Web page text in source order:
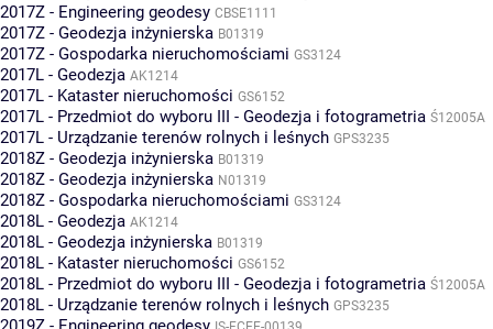
2017Z - Engineering geodesy CBSE1111
2017Z - Geodezja inżynierska B01319
2017Z - Gospodarka nieruchomościami GS3124
2017L - Geodezja AK1214
2017L - Kataster nieruchomości GS6152
2017L - Przedmiot do wyboru III - Geodezja i fotogrametria Ś12005A
2017L - Urządzanie terenów rolnych i leśnych GPS3235
2018Z - Geodezja inżynierska B01319
2018Z - Geodezja inżynierska N01319
2018Z - Gospodarka nieruchomościami GS3124
2018L - Geodezja AK1214
2018L - Geodezja inżynierska B01319
2018L - Kataster nieruchomości GS6152
2018L - Przedmiot do wyboru III - Geodezja i fotogrametria Ś12005A
2018L - Urządzanie terenów rolnych i leśnych GPS3235